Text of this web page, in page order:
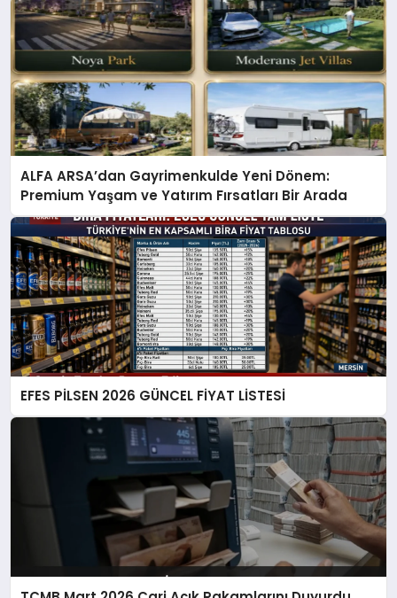
ALFA ARSA’dan Gayrimenkulde Yeni Dönem:
Premium Yaşam ve Yatırım Fırsatları Bir Arada
EFES PİLSEN 2026 GÜNCEL FİYAT LİSTESİ